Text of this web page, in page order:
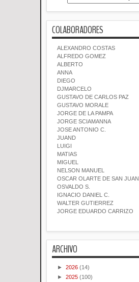
COLABORADORES
ALEXANDRO COSTAS
ALFREDO GOMEZ
ALBERTO
ANNA
DIEGO
DJMARCELO
GUSTAVO DE CARLOS PAZ
GUSTAVO MORALE
JORGE DE LA PAMPA
JORGE SCIAMANNA
JOSE ANTONIO C.
JUAND
LUIGI
MATIAS
MIGUEL
NELSON MANUEL
OSCAR OLARTE DE SAN JUAN
OSVALDO S.
IGNACIO DANIEL C.
WALTER GUTIERREZ
JORGE EDUARDO CARRIZO
ARCHIVO
► 2026 (14)
► 2025 (100)